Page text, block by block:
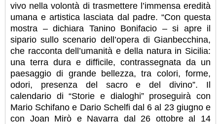
vivo nella volontà di trasmettere l’immensa eredità
umana e artistica lasciata dal padre. “Con questa
mostra – dichiara Tanino Bonifacio – si apre il
sipario sullo scenario dell’opera di Gianbecchina,
che racconta dell’umanità e della natura in Sicilia:
una terra dura e difficile, contrassegnata da un
paesaggio di grande bellezza, tra colori, forme,
odori, presenza del sacro e del divino”. Il
calendario di “Storie e dialoghi” proseguirà con
Mario Schifano e Dario Schelfi dal 6 al 23 giugno e
con Joan Mirò e Navarra dal 26 ottobre al 14